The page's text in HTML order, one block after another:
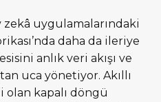
uygulamalarındaki
daha da ileriye
anlık veri akışı ve
uca yönetiyor. Akıllı
kapalı döngü